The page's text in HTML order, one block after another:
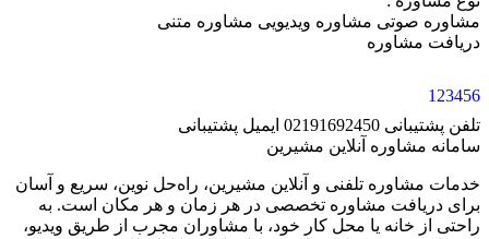
مشاوره صوتی مشاوره ویدیویی مشاوره متنی
دریافت مشاوره
1 23456
تلفن پشتیبانی 02191692450 ایمیل پشتیبانی
سامانه مشاوره آنلاین مشیرین
خدمات مشاوره تلفنی و آنلاین مشیرین، راه‌‌حل نوین، سریع و آسان
برای دریافت مشاوره تخصصی در هر زمان و هر مکان است. به
راحتی از خانه یا محل کار خود، با مشاوران مجرب از طریق ویدیو،